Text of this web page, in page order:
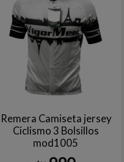
Remera Camiseta jersey
Ciclismo 3 Bolsillos
mod1005